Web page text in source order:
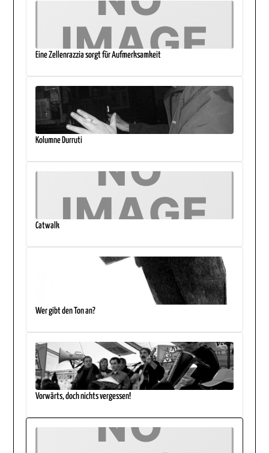
Eine Zellenrazzia sorgt für Aufmerksamkeit
Kolumne Durruti
Catwalk
Wer gibt den Ton an?
Vorwärts, doch nichts vergessen!